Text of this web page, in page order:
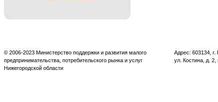
© 2006-2023 Министерство поддержки и развития малого
предпринимательства, потребительского рынка и услуг
Нижегородской области
Адрес: 603134,
ул. Костина, д. 2,